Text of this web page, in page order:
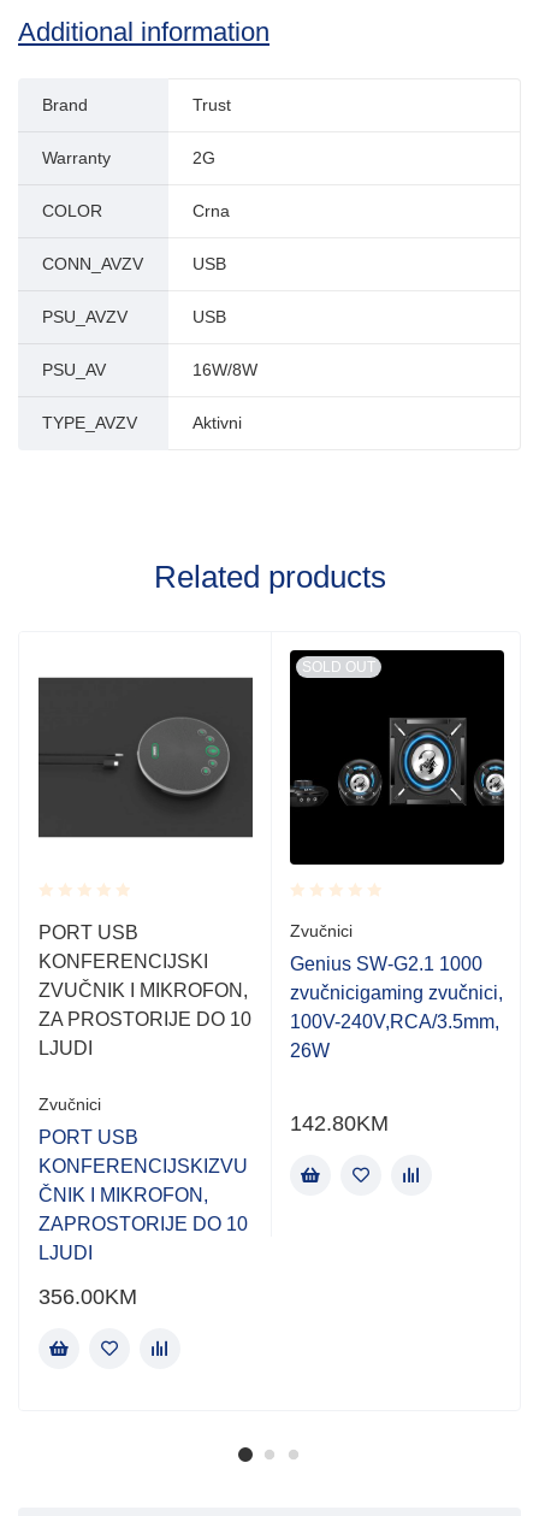
Additional information
Brand Trust
Warranty 2G
COLOR Crna
CONN_AVZV USB
PSU_AVZV USB
PSU_AV 16W/8W
TYPE_AVZV Aktivni
Related products
Rated
0.001
out
of
5
PORT USB
KONFERENCIJSKI
ZVUČNIK I MIKROFON,
ZA PROSTORIJE DO 10
LJUDI
Zvučnici
PORT USB
KONFERENCIJSKIZVU
ČNIK I MIKROFON,
ZAPROSTORIJE DO 10
LJUDI
356.00KM
SOLD OUT
Rated
0.001
out
5
Zvučnici
Genius SW-G2.1 1000
zvučnicigaming zvučnici,
100V-240V,RCA/3.5mm,
26W
142.80KM